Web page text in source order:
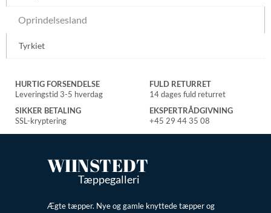
Oprindelsesland
Tyrkiet
HURTIG FORSENDELSE
Leveringstid 3-5 hverdag
FULD RETURRET
14 dages fuld returret
SIKKER BETALING
SSL-kryptering
EKSPERTRÅDGIVNING
+45 29 44 35 08
WIINSTEDT
Tæppegalleri
Ægte tæpper. Nye og gamle knyttede tæpper og